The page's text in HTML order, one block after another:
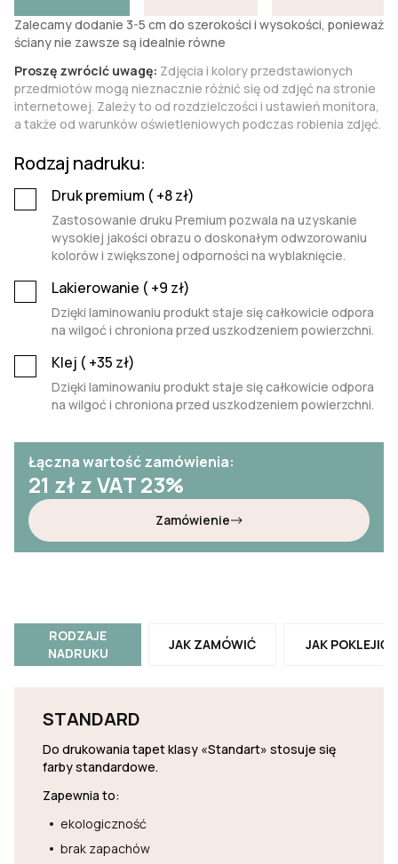
Zalecamy dodanie 3-5 cm do szerokości i wysokości, ponieważ
ściany nie zawsze są idealnie równe
Proszę zwrócić uwagę: Zdjęcia i kolory przedstawionych
przedmiotów mogą nieznacznie różnić się od zdjęć na stronie
internetowej. Zależy to od rozdzielczości i ustawień monitora,
a także od warunków oświetleniowych podczas robienia zdjęć.
Rodzaj nadruku:
Druk premium ( +8zł)
Zastosowanie druku Premium pozwala na uzyskanie
wysokiej jakości obrazu o doskonałym odwzorowaniu
kolorów i zwiększonej odporności na wyblaknięcie.
Lakierowanie ( +9 zł)
Dzięki laminowaniu produkt staje się całkowicie odpora
na wilgoć i chroniona przed uszkodzeniem powierzchni.
Klej ( +35 zł)
Dzięki laminowaniu produkt staje się całkowicie odpora
na wilgoć i chroniona przed uszkodzeniem powierzchni.
Łączna wartość zamówienia:
21 zł z VAT 23%
Zamówienie
RODZAJE
NADRUKU
JAK ZAMÓWIĆ JAK POKLEJIĆ
STANDARD
Do drukowania tapet klasy «Standart» stosuje się
farby standardowe.
Zapewnia to:
ekologiczność
brak zapachów